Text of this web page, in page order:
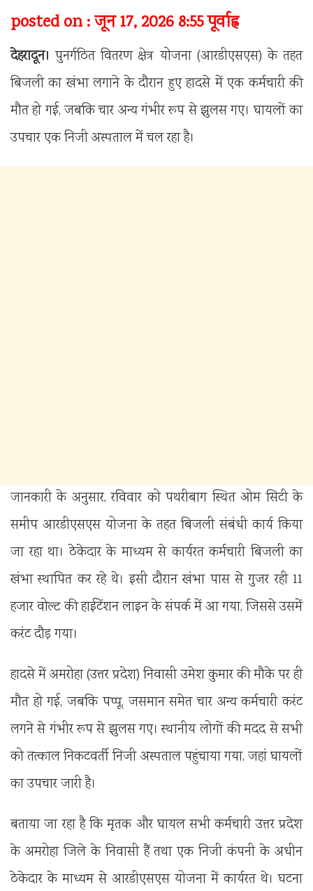
posted on : जून 17, 2026 8:55 पूर्वाह्न
देहरादून। पुनर्गठित वितरण क्षेत्र योजना (आरडीएसएस) के तहत
बिजली का खंभा लगाने के दौरान हुए हादसे में एक कर्मचारी की
मौत हो गई, जबकि चार अन्य गंभीर रूप से झुलस गए। घायलों का
उपचार एक निजी अस्पताल में चल रहा है।
जानकारी के अनुसार, रविवार को पथरीबाग स्थित ओम सिटी के
समीप आरडीएसएस योजना के तहत बिजली संबंधी कार्य किया
जा रहा था। ठेकेदार के माध्यम से कार्यरत कर्मचारी बिजली का
खंभा स्थापित कर रहे थे। इसी दौरान खंभा पास से गुजर रही 11
हजार वोल्ट की हाईटेंशन लाइन के संपर्क में आ गया, जिससे उसमें
करंट दौड़ गया।
हादसे में अमरोहा (उत्तर प्रदेश) निवासी उमेश कुमार की मौके पर ही
मौत हो गई, जबकि पप्पू, जसमान समेत चार अन्य कर्मचारी करंट
लगने से गंभीर रूप से झुलस गए। स्थानीय लोगों की मदद से सभी
को तत्काल निकटवर्ती निजी अस्पताल पहुंचाया गया, जहां घायलों
का उपचार जारी है।
बताया जा रहा है कि मृतक और घायल सभी कर्मचारी उत्तर प्रदेश
के अमरोहा जिले के निवासी हैं तथा एक निजी कंपनी के अधीन
ठेकेदार के माध्यम से आरडीएसएस योजना में कार्यरत थे। घटना